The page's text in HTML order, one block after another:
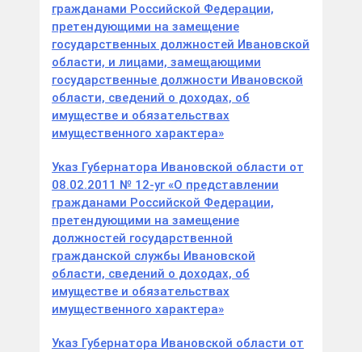
гражданами Российской Федерации,
претендующими на замещение
государственных должностей Ивановской
области, и лицами, замещающими
государственные должности Ивановской
области, сведений о доходах, об
имуществе и обязательствах
имущественного характера»
Указ Губернатора Ивановской области от
08.02.2011 № 12-уг «О представлении
гражданами Российской Федерации,
претендующими на замещение
должностей государственной
гражданской службы Ивановской
области, сведений о доходах, об
имуществе и обязательствах
имущественного характера»
Указ Губернатора Ивановской области от